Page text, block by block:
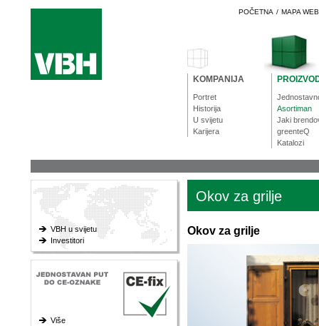
POČETNA / MAPA
KOMPANIJA
Portret
Historija
U svijetu
Karijera
Asortiman
Jaki
greenteQ
Katalozi
VBH u svijetu
Investitori
Više
Okov za grilje
Okov za grilje